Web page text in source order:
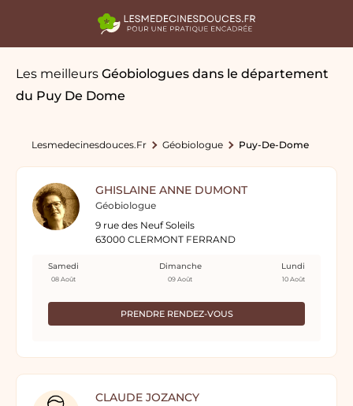
Les meilleurs Géobiologues dans le département
du Puy De Dome
Lesmedecinesdouces.fr Géobiologue Puy-De-Dome
GHISLAINE ANNE DUMONT
Géobiologue
9 rue des Neuf Soleils
63000 CLERMONT FERRAND
PRENDRE RENDEZ-VOUS
Samedi
08 Août
Dimanche
09 Août
Lundi
10 Août
CLAUDE JOZANCY